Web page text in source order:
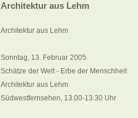
Architektur aus Lehm
Architektur aus Lehm
Sonntag, 13. Februar 2005
Schätze der Welt - Erbe der Menschheit
Architektur aus Lehm
Südwestfernsehen, 13.00-13.30 Uhr